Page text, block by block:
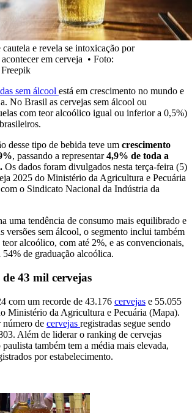
e revela se intoxicação por
em cerveja • Foto:
sem álcool está em crescimento no mundo e
No Brasil as cervejas sem álcool ou
com teor alcoólico igual ou inferior a 0,5%)
desse tipo de bebida teve um crescimento
, passando a representar4,9% de toda a
Os dados foram divulgados nesta terça-feira (5)
2025 do Ministério da Agricultura e Pecuária
o Sindicato Nacional da Indústria da
uma tendência de consumo mais equilibrado e
versões sem álcool, o segmento inclui também
alcoólico, com até 2%, e as convencionais,
54% de graduação alcoólica.
43 mil cervejas
com um recorde de 43.176 cervejas e 55.055
Ministério da Agricultura e Pecuária (Mapa).
número de cervejas registradas segue sendo
Além de liderar o ranking de cervejas
paulista também tem a média mais elevada,
por estabelecimento.